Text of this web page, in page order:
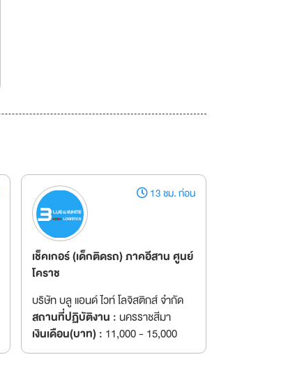
13 ชม. ก่อน
เช็คเกอร์ (เด็กติดรถ) ภาคอีสาน ศูนย์
โคราช
บริษัท บลู แอนด์ ไวท์ โลจิสติกส์ จำกัด
สถานที่ปฏิบัติงาน : นครราชสีมา
เงินเดือน(บาท) : 11,000 - 15,000